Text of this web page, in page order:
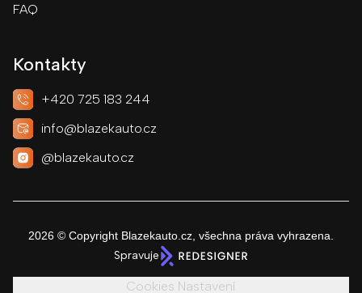
FAQ
Kontakty
+420 725 183 244
info@blazekauto.cz
@blazekauto.cz
2026 © Copyright Blazekauto.cz, všechna práva vyhrazena.
Spravuje
Cookies Nastavení